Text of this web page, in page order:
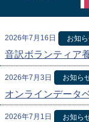
2026年7月16日 お知
音訳ボランティア
2026年7月3日 お知ら
オンラインデータ
2026年7月1日 お知ら